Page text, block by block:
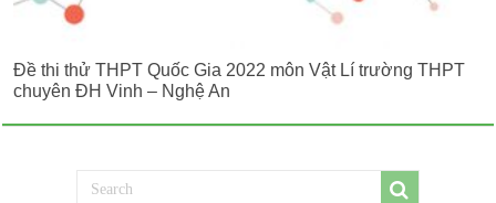
Đề thi thử THPT Quốc Gia 2022 môn Vật Lí trường THPT
chuyên ĐH Vinh – Nghệ An